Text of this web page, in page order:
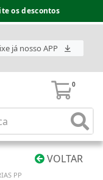
os descontos
já nosso APP
0
VOLTAR
PP